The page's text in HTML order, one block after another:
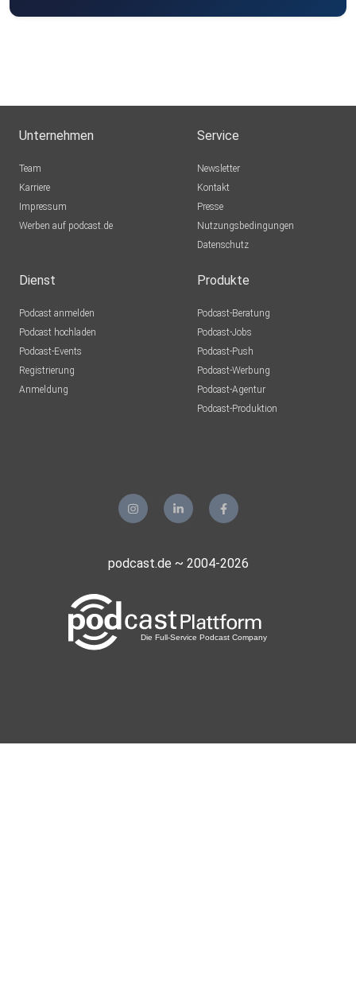
Unternehmen
Team
Karriere
Impressum
Werben auf podcast.de
Service
Newsletter
Kontakt
Presse
Nutzungsbedingungen
Datenschutz
Dienst
Podcast anmelden
Podcast hochladen
Podcast-Events
Registrierung
Anmeldung
Produkte
Podcast-Beratung
Podcast-Jobs
Podcast-Push
Podcast-Werbung
Podcast-Agentur
Podcast-Produktion
podcast.de ~ 2004-2026